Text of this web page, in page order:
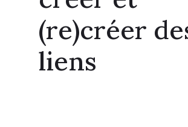
(re)créer
liens